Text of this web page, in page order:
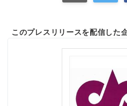
このプレスリリースを配信した